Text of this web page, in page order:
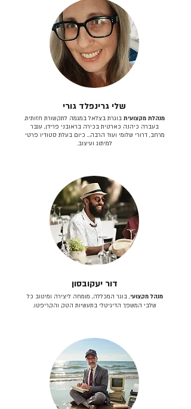
שלי גרינפלד גורי
מנהלת מקצועית בוגרת בצלאל במגמה לתקשורת חזותית.
בעברה כיהנה כארטית בכירה בראובני פרידן, ענבר
מרחב, דרורי שלומי ועוד הרבה… כיום בעלת סטודיו פרטי
למיתוג ועיצוב.
דור יעקובסון
מנהל מקצועי, בוגר המכללה, מומחה ליצירה ומיטוב כל
שלבי המשפך הדיגיטלי בתעשיות הטק והקריפטו.